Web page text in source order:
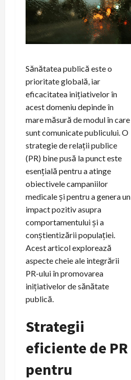
Sănătatea publică este o
prioritate globală, iar
eficacitatea inițiativelor în
acest domeniu depinde în
mare măsură de modul în care
sunt comunicate publicului. O
strategie de relații publice
(PR) bine pusă la punct este
esențială pentru a atinge
obiectivele campaniilor
medicale și pentru a genera un
impact pozitiv asupra
comportamentului și a
conștientizării populației.
Acest articol explorează
aspecte cheie ale integrării
PR-ului în promovarea
inițiativelor de sănătate
publică.
Strategii
eficiente de PR
pentru